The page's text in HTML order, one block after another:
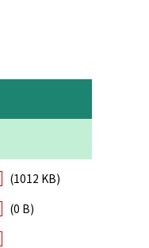
(1012 KB)
(0 B)